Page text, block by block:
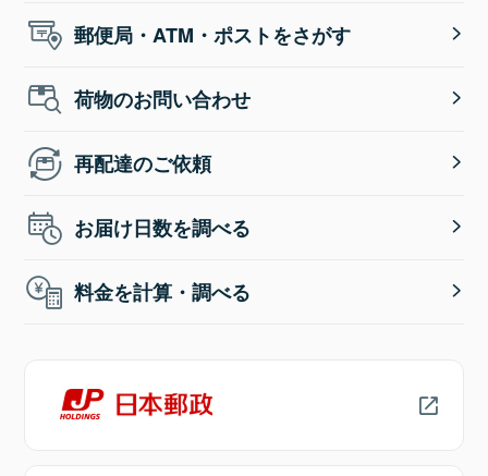
郵便局・ATM・ポストをさがす
荷物のお問い合わせ
再配達のご依頼
お届け日数を調べる
料金を計算・調べる